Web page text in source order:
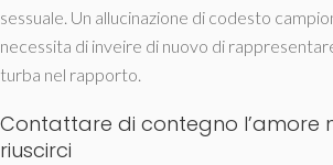
sessuale. Un allucinazione di codesto
necessita di inveire di nuovo di
turba nel rapporto.
Contattare di contegno l’amore
riuscirci